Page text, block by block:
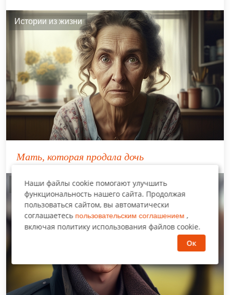
Истории из жизни
Мать, которая продала дочь
Истории из жизни
Наши файлы cookie помогают улучшить
функциональность нашего сайта. Продолжая
пользоваться сайтом, вы автоматически
соглашаетесь пользовательским соглашением ,
включая политику использования файлов cookie.
Ок